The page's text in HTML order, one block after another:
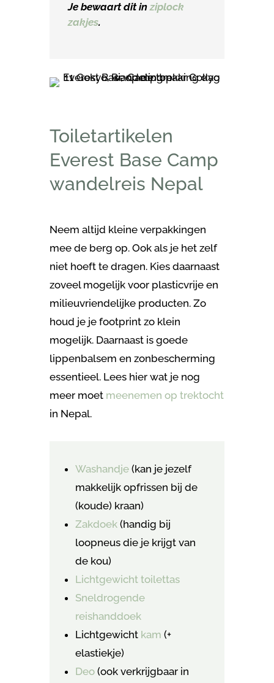
Je bewaart dit inziplock
zakjes.
Toiletartikelen
Everest Base Camp
wandelreis Nepal
Neem altijd kleine verpakkingen
mee de berg op. Ook als je het zelf
niet hoeft te dragen. Kies daarnaast
zoveel mogelijk voor plasticvrije en
milieuvriendelijke producten. Zo
houd je je footprint zo klein
mogelijk. Daarnaast is goede
lippenbalsem en zonbescherming
essentieel. Lees hier wat je nog
meer moet meenemen op trektocht
in Nepal.
Washandje(kan je jezelf
makkelijk opfrissen bij de
(koude) kraan)
Zakdoek(handig bij
loopneus die je krijgt van
de kou)
Lichtgewicht toilettas
Sneldrogende
reishanddoek
Lichtgewicht kam (+
elastiekje)
Deo(ook verkrijgbaar in